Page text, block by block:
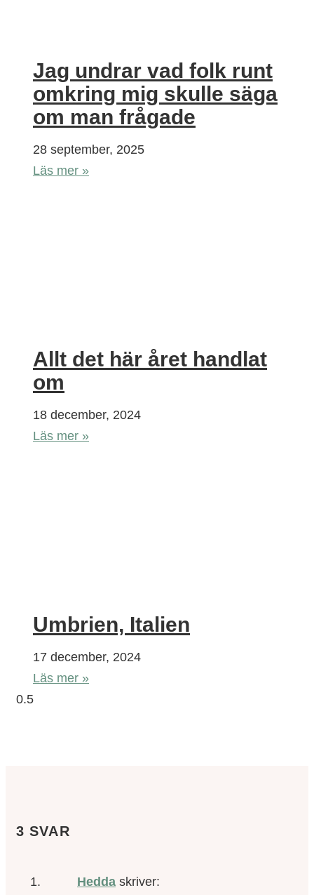
Jag undrar vad folk runt
omkring mig skulle säga
om man frågade
28 september, 2025
Läs mer »
Allt det här året handlat
om
18 december, 2024
Läs mer »
Umbrien, Italien
17 december, 2024
Läs mer »
3 SVAR
Hedda skriver: